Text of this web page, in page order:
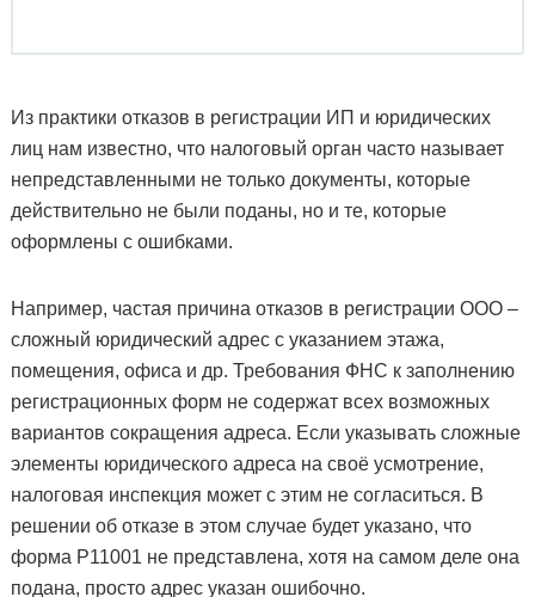
Из практики отказов в регистрации ИП и юридических
лиц нам известно, что налоговый орган часто называет
непредставленными не только документы, которые
действительно не были поданы, но и те, которые
оформлены с ошибками.
Например, частая причина отказов в регистрации ООО –
сложный юридический адрес с указанием этажа,
помещения, офиса и др. Требования ФНС к заполнению
регистрационных форм не содержат всех возможных
вариантов сокращения адреса. Если указывать сложные
элементы юридического адреса на своё усмотрение,
налоговая инспекция может с этим не согласиться. В
решении об отказе в этом случае будет указано, что
форма Р11001 не представлена, хотя на самом деле она
подана, просто адрес указан ошибочно.